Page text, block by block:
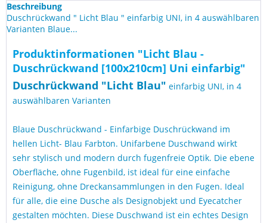
Beschreibung
Duschrückwand " Licht Blau " einfarbig UNI, in 4 auswählbaren
Varianten Blaue...
Produktinformationen "Licht Blau -
Duschrückwand [100x210cm] Uni einfarbig"
Duschrückwand "Licht Blau" einfarbig UNI, in 4
auswählbaren Varianten
Blaue Duschrückwand - Einfarbige Duschrückwand im
hellen Licht- Blau Farbton. Unifarbene Duschwand wirkt
sehr stylisch und modern durch fugenfreie Optik. Die ebene
Oberfläche, ohne Fugenbild, ist ideal für eine einfache
Reinigung, ohne Dreckansammlungen in den Fugen. Ideal
für alle, die eine Dusche als Designobjekt und Eyecatcher
gestalten möchten. Diese Duschwand ist ein echtes Design